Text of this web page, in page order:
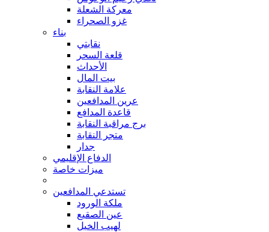
معركة الشعلة
غزو الصحراء
بناء
نقابتي
قلعة السحر
الأحداث
بيت المال
علامة النقابة
عرين المدافعين
قاعدة المدافع
برج مراقبة النقابة
متجر النقابة
جدار
الدفاع الإقليمي
ميزات خاصة
تستدعي المدافعين
ملكة الورود
عين الصقيع
لهيب الخيل